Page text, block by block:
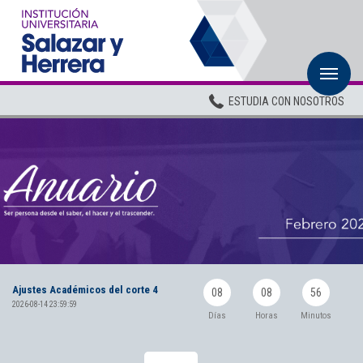
ESTUDIA CON NOSOTROS
Ajustes Académicos del corte 4
2026-08-14 23:59:59
08
Días
08
Horas
56
Minutos
Posgrados
Planta Docente
BIENESTAR
BIBLIOTECA